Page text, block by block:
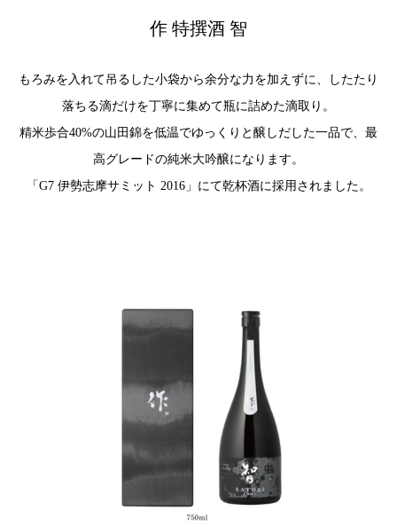
作 特撰酒 智
もろみを入れて吊るした小袋から余分な力を加えずに、したたり
落ちる滴だけを丁寧に集めて瓶に詰めた滴取り。
精米歩合40%の山田錦を低温でゆっくりと醸しだした一品で、最
高グレードの純米大吟醸になります。
「G7 伊勢志摩サミット 2016」にて乾杯酒に採用されました。